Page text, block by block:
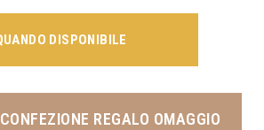
DISPONIBILE
CONFEZIONE REGALO OMAGGIO